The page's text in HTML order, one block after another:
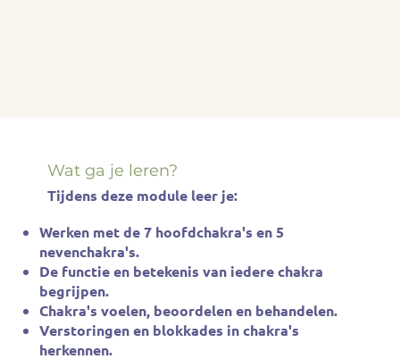
Wat ga je leren?
Tijdens deze module leer je:
Werken met de 7 hoofdchakra's en 5
nevenchakra's.
De functie en betekenis van iedere chakra
begrijpen.
Chakra's voelen, beoordelen en behandelen.
Verstoringen en blokkades in chakra's
herkennen.